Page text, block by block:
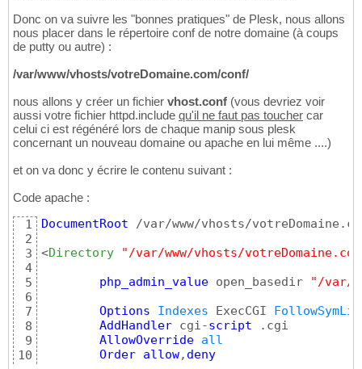
Donc on va suivre les "bonnes pratiques" de Plesk, nous allons
nous placer dans le répertoire conf de notre domaine (à coups
de putty ou autre) :
/var/www/vhosts/votreDomaine.com/conf/
nous allons y créer un fichier vhost.conf (vous devriez voir
aussi votre fichier httpd.include qu'il ne faut pas toucher car
celui ci est régénéré lors de chaque manip sous plesk
concernant un nouveau domaine ou apache en lui même ....)
et on va donc y écrire le contenu suivant :
Code apache :
1
2
3
4
5
6
7
8
9
10
DocumentRoot /var/www/vhosts/
<Directory
"/var/www/vhosts/
php_admin_value open_basedir
"/var/
Options
Indexes ExecCGI
AddHandler cgi-script .cgi
AllowOverride all
Order allow, deny